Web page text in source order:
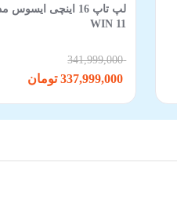
WIN 11
341,999,000